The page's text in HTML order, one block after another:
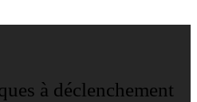
à déclenchement